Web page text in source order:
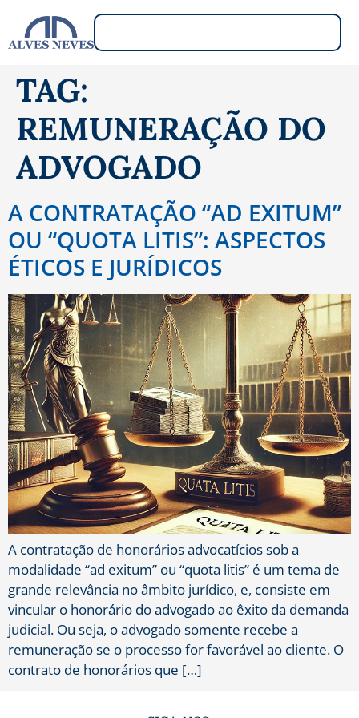
TAG:
REMUNERAÇÃO DO
ADVOGADO
A CONTRATAÇÃO “AD EXITUM”
OU “QUOTA LITIS”: ASPECTOS
ÉTICOS E JURÍDICOS
A contratação de honorários advocatícios sob a
modalidade “ad exitum” ou “quota litis” é um tema de
grande relevância no âmbito jurídico, e, consiste em
vincular o honorário do advogado ao êxito da demanda
judicial. Ou seja, o advogado somente recebe a
remuneração se o processo for favorável ao cliente. O
contrato de honorários que […]